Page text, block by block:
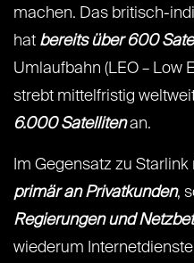
machen. Das britisch-
hat bereits über 600
Umlaufbahn (LEO – Low
strebt mittelfristig
6.000 Satellitenan.
Im Gegensatz zu
primär an Privatkunden,
Regierungen und
wiederum